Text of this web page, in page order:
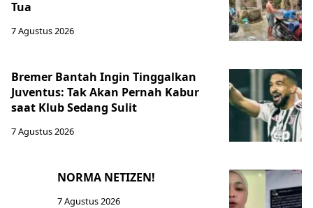
Tua
7 Agustus 2026
Bremer Bantah Ingin Tinggalkan
Juventus: Tak Akan Pernah Kabur
saat Klub Sedang Sulit
7 Agustus 2026
NORMA NETIZEN!
7 Agustus 2026